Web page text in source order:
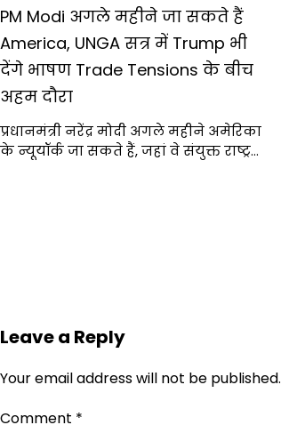
PM Modi अगले महीने जा सकते हैं
America, UNGA सत्र में Trump भी
देंगे भाषण Trade Tensions के बीच
अहम दौरा
प्रधानमंत्री नरेंद्र मोदी अगले महीने अमेरिका
के न्यूयॉर्क जा सकते हैं, जहां वे संयुक्त राष्ट्र…
Leave a Reply
Your email address will not be published.
Comment *